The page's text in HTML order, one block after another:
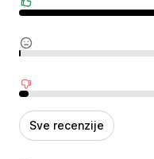
Pozitivne recenzije
Neutralne recenzije
Negativne recenzije
Sve recenzije